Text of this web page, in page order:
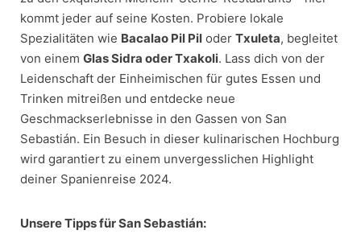
kommt jeder auf seine Kosten. Probiere lokale
Spezialitäten wie Bacalao Pil Pil oder Txuleta, begleitet
von einem Glas Sidra oder Txakoli. Lass dich von der
Leidenschaft der Einheimischen für gutes Essen und
Trinken mitreißen und entdecke neue
Geschmackserlebnisse in den Gassen von San
Sebastián. Ein Besuch in dieser kulinarischen Hochburg
wird garantiert zu einem unvergesslichen Highlight
deiner Spanienreise 2024.
Unsere Tipps für San Sebastián: